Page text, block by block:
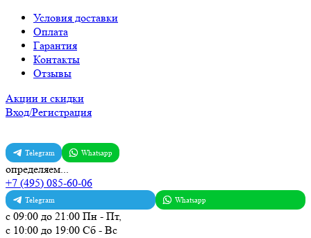
Условия доставки
Оплата
Гарантия
Контакты
Отзывы
Акции и скидки
Вход/Регистрация
Telegram Whatsapp
определяем...
+7 (495) 085-60-06
Telegram Whatsapp
с 09:00 до 21:00 Пн - Пт,
с 10:00 до 19:00 Сб - Вс